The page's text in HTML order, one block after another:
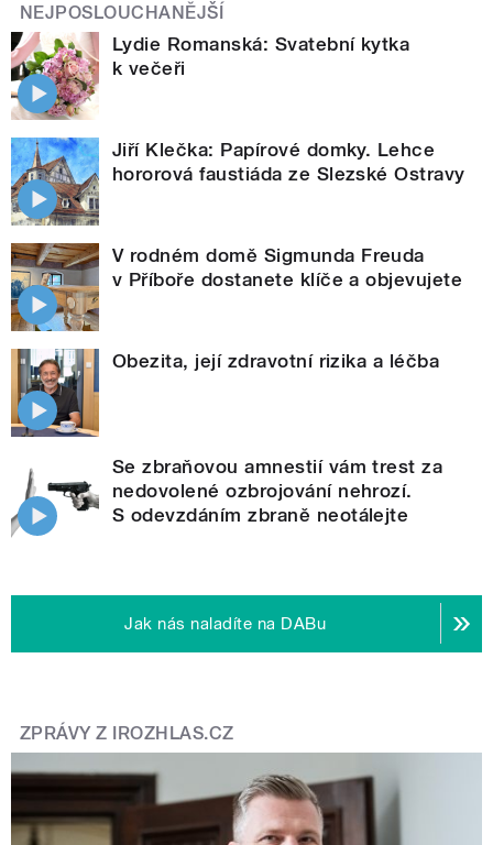
NEJPOSLOUCHANĚJŠÍ
Lydie Romanská: Svatební kytka
k večeři
Jiří Klečka: Papírové domky. Lehce
hororová faustiáda ze Slezské Ostravy
V rodném domě Sigmunda Freuda
v Příboře dostanete klíče a objevujete
Obezita, její zdravotní rizika a léčba
Se zbraňovou amnestií vám trest za
nedovolené ozbrojování nehrozí.
S odevzdáním zbraně neotálejte
Jak nás naladíte na DABu
ZPRÁVY Z IROZHLAS.CZ